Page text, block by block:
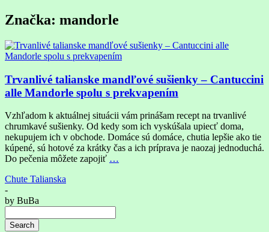
Značka: mandorle
Trvanlivé talianske mandľové sušienky – Cantuccini
alle Mandorle spolu s prekvapením
Vzhľadom k aktuálnej situácii vám prinášam recept na trvanlivé
chrumkavé sušienky. Od kedy som ich vyskúšala upiecť doma,
nekupujem ich v obchode. Domáce sú domáce, chutia lepšie ako tie
kúpené, sú hotové za krátky čas a ich príprava je naozaj jednoduchá.
Do pečenia môžete zapojiť …
Chute Talianska
-
by BuBa
Search